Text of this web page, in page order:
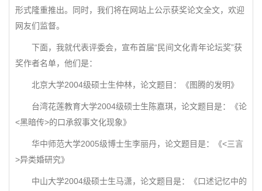
形式隆重推出。同时，我们将在网站上公示获奖论文全文，欢迎
网友们监督。
下面，我就代表评委会，宣布首届“民间文化青年论坛奖”获
奖作者名单，他们是：
北京大学2004级硕士生仲林，论文题目：《图腾的发明》
台湾花莲教育大学2004级硕士生陈嘉琪，论文题目是：《论
<黑暗传>的口承叙事文化现象》
华中师范大学2005级博士生李丽丹，论文题目是：《<三言
>异类婚研究》
中山大学2004级硕士生马潇，论文题目是：《口述记忆中的